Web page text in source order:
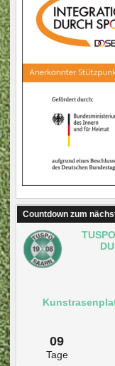
Countdown zum
09
Tage